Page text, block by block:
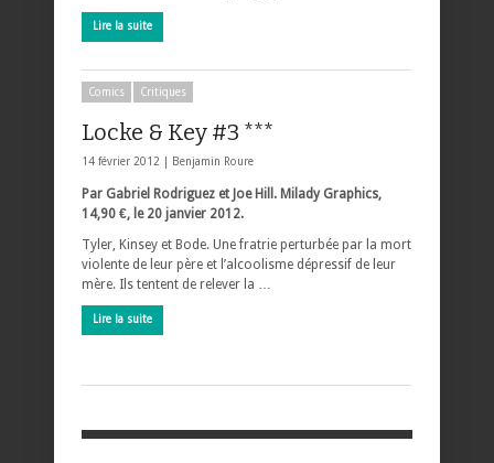
Lire la suite
Comics Critiques
Locke & Key #3 ***
14 février 2012 | Benjamin Roure
Par Gabriel Rodriguez et Joe Hill. Milady Graphics,
14,90 €, le 20 janvier 2012.
Tyler, Kinsey et Bode. Une fratrie perturbée par la mort
violente de leur père et l’alcoolisme dépressif de leur
mère. Ils tentent de relever la …
Lire la suite